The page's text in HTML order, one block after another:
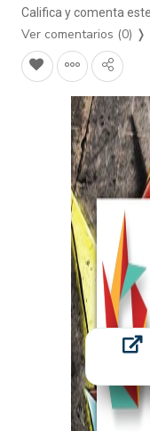
Califica y comenta
Ver comentarios (0) ❭